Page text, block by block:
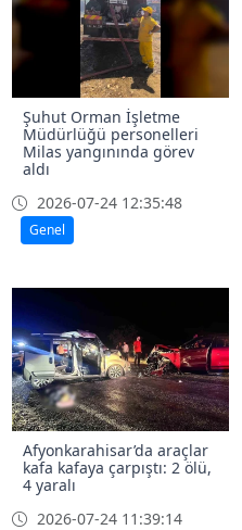
Şuhut Orman İşletme
Müdürlüğü personelleri
Milas yangınında görev
aldı
2026-07-24 12:35:48
Genel
Afyonkarahisar’da araçlar
kafa kafaya çarpıştı: 2 ölü,
4 yaralı
2026-07-24 11:39:14